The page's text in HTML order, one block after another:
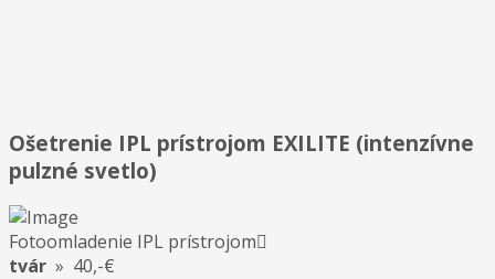
Ošetrenie IPL prístrojom EXILITE (intenzívne
pulzné svetlo)
Fotoomladenie IPL prístrojom
tvár » 40,-€